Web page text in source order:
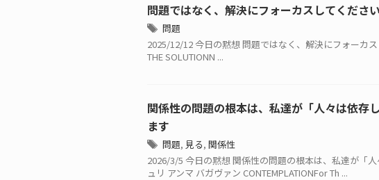
問題ではなく、解決にフォーカスしてください
問題
2025/12/12 今日の黙想 問題ではなく、解決にフォーカ
THE SOLUTIONN ...
関係性の問題の根本は、私達が「人々は依存
ます
問題, 見る, 関係性
2026/3/5 今日の黙想 関係性の問題の根本は、私達が「
ュリ アンマ バガヴァン CONTEMPLATIONFor Th ...